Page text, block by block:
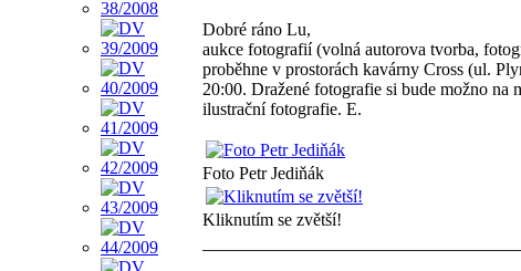
Dobré ráno Lu,
aukce fotografií (volná autorova tvorba,
proběhne v prostorách kavárny Cross (ul.
20:00. Dražené fotografie si bude možno na
ilustrační fotografie. E.
Foto Petr Jediňák
Kliknutím se zvětší!